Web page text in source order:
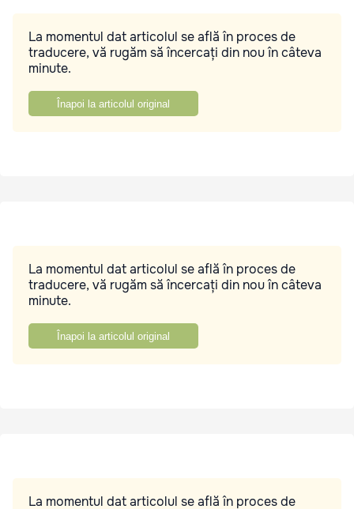
La momentul dat articolul se află în proces de
traducere, vă rugăm să încercați din nou în câteva
minute.
Înapoi la articolul original
La momentul dat articolul se află în proces de
traducere, vă rugăm să încercați din nou în câteva
minute.
Înapoi la articolul original
La momentul dat articolul se află în proces de